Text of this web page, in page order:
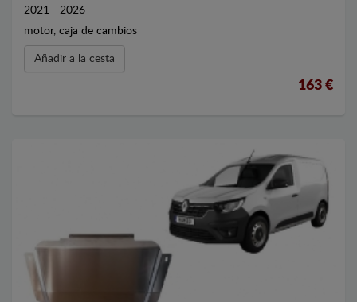
2021 - 2026
motor, caja de cambios
Añadir a la cesta
163 €